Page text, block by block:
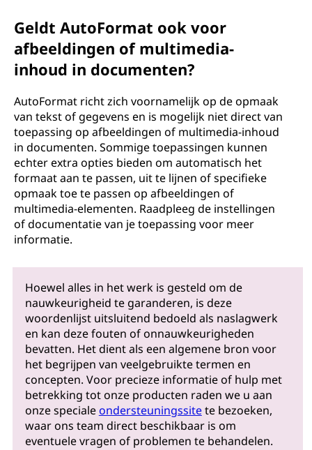
Geldt AutoFormat ook voor
afbeeldingen of multimedia-
inhoud in documenten?
AutoFormat richt zich voornamelijk op de opmaak
van tekst of gegevens en is mogelijk niet direct van
toepassing op afbeeldingen of multimedia-inhoud
in documenten. Sommige toepassingen kunnen
echter extra opties bieden om automatisch het
formaat aan te passen, uit te lijnen of specifieke
opmaak toe te passen op afbeeldingen of
multimedia-elementen. Raadpleeg de instellingen
of documentatie van je toepassing voor meer
informatie.
Hoewel alles in het werk is gesteld om de
nauwkeurigheid te garanderen, is deze
woordenlijst uitsluitend bedoeld als naslagwerk
en kan deze fouten of onnauwkeurigheden
bevatten. Het dient als een algemene bron voor
het begrijpen van veelgebruikte termen en
concepten. Voor precieze informatie of hulp met
betrekking tot onze producten raden we u aan
onze specialeondersteuningssitete bezoeken,
waar ons team direct beschikbaar is om
eventuele vragen of problemen te behandelen.